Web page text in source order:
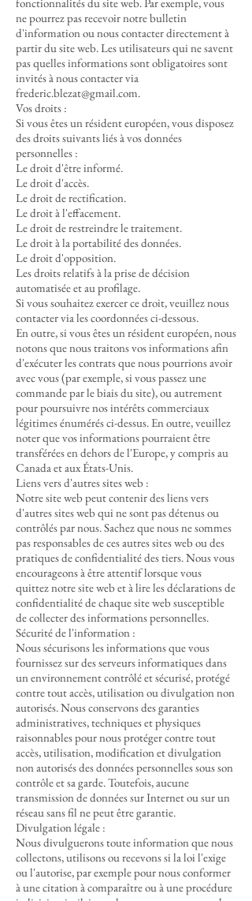
ne pourrez pas recevoir notre bulletin
d'information ou nous contacter directement à
partir du site web. Les utilisateurs qui ne savent
pas quelles informations sont obligatoires sont
invités à nous contacter via
frederic.blezat@gmail.com.
Vos droits :
Si vous êtes un résident européen, vous disposez
des droits suivants liés à vos données
personnelles :
Le droit d'être informé.
Le droit d'accès.
Le droit de rectification.
Le droit à l'effacement.
Le droit de restreindre le traitement.
Le droit à la portabilité des données.
Le droit d'opposition.
Les droits relatifs à la prise de décision
automatisée et au profilage.
Si vous souhaitez exercer ce droit, veuillez nous
contacter via les coordonnées ci-dessous.
En outre, si vous êtes un résident européen, nous
notons que nous traitons vos informations afin
d'exécuter les contrats que nous pourrions avoir
avec vous (par exemple, si vous passez une
commande par le biais du site), ou autrement
pour poursuivre nos intérêts commerciaux
légitimes énumérés ci-dessus. En outre, veuillez
noter que vos informations pourraient être
transférées en dehors de l'Europe, y compris au
Canada et aux États-Unis.
Liens vers d'autres sites web :
Notre site web peut contenir des liens vers
d'autres sites web qui ne sont pas détenus ou
contrôlés par nous. Sachez que nous ne sommes
pas responsables de ces autres sites web ou des
pratiques de confidentialité des tiers. Nous vous
encourageons à être attentif lorsque vous
quittez notre site web et à lire les déclarations de
confidentialité de chaque site web susceptible
de collecter des informations personnelles.
Sécurité de l'information :
Nous sécurisons les informations que vous
fournissez sur des serveurs informatiques dans
un environnement contrôlé et sécurisé, protégé
contre tout accès, utilisation ou divulgation non
autorisés. Nous conservons des garanties
administratives, techniques et physiques
raisonnables pour nous protéger contre tout
accès, utilisation, modification et divulgation
non autorisés des données personnelles sous son
contrôle et sa garde. Toutefois, aucune
transmission de données sur Internet ou sur un
réseau sans fil ne peut être garantie.
Divulgation légale :
Nous divulguerons toute information que nous
collectons, utilisons ou recevons si la loi l'exige
ou l'autorise, par exemple pour nous conformer
à une citation à comparaître ou à une procédure